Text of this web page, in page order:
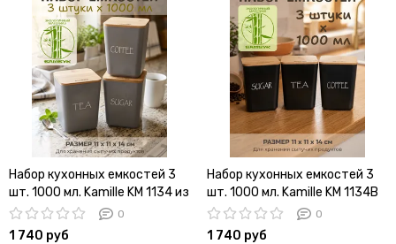
Набор кухонных емкостей 3
шт. 1000 мл. Kamille KM 1134 из
бамбукового волокна с
крышками
0
1 740 руб
Набор кухонных емкостей 3
шт. 1000 мл. Kamille KM 1134B
из бамбукового волокна с
крышками
0
1 740 руб